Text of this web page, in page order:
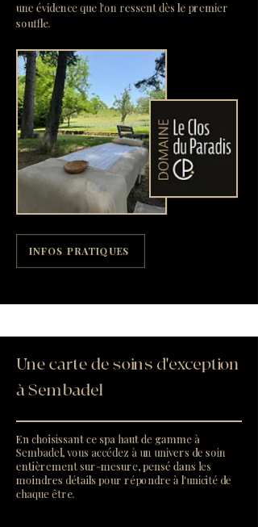
une évidence que l'on ressent dès le premier
souffle.
INFOS PRATIQUES
Une carte de soins d'exception
à Sembadel
En choisissant ce spa haut de gamme à
Sembadel, vous accédez à un univers de soin
entièrement sur-mesure, pensé dans les
moindres détails pour répondre à l'unicité de
chaque être.